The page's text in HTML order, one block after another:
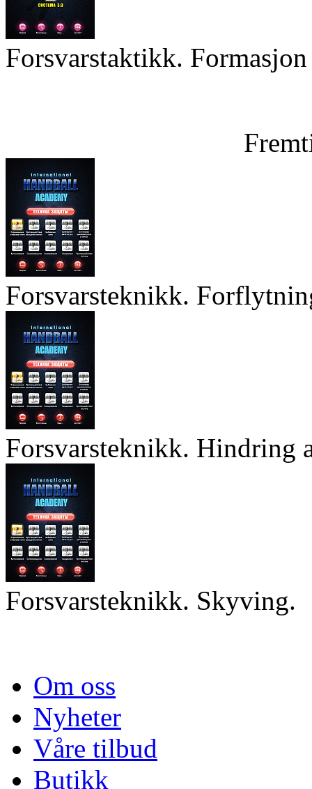
Forsvarstaktikk.
Forsvarsteknikk.
Forsvarsteknikk. Hindring
Forsvarsteknikk. Skyving.
Om oss
Nyheter
Våre tilbud
Butikk